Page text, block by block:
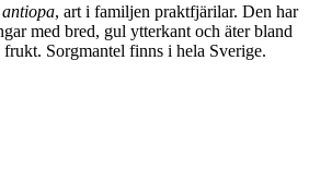
, art i familjen praktfjärilar. Den har
med bred, gul ytterkant och äter bland
frukt. Sorgmantel finns i hela Sverige.